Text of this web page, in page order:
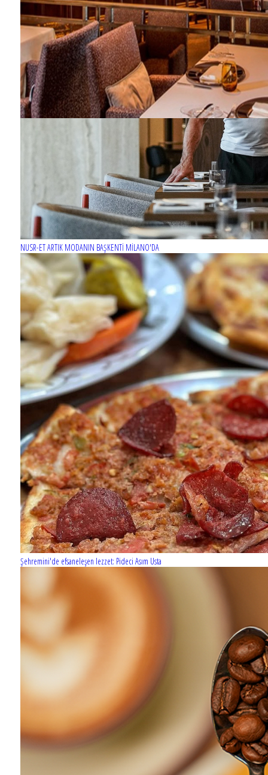
NUSR-ET ARTIK MODANIN BAŞKENTİ MİLANO'DA
Şehremini'de efsaneleşen lezzet: Pideci Asım Usta